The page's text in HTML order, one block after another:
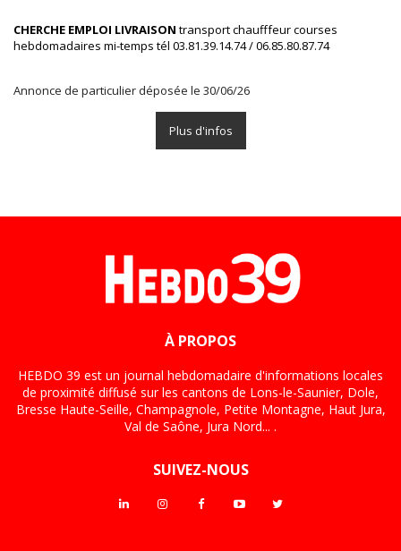
CHERCHE EMPLOI LIVRAISON transport chaufffeur courses
hebdomadaires mi-temps tél 03.81.39.14.74 / 06.85.80.87.74
Annonce de particulier déposée le 30/06/26
Plus d'infos
À PROPOS
HEBDO 39 est un journal hebdomadaire d'informations locales
de proximité diffusé sur les cantons de Lons-le-Saunier, Dole,
Bresse Haute-Seille, Champagnole, Petite Montagne, Haut Jura,
Val de Saône, Jura Nord... .
SUIVEZ-NOUS